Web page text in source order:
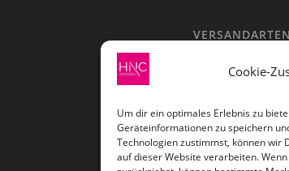
Cookie-
Um dir ein optimales Erlebnis zu
Geräteinformationen zu speichern
Technologien zustimmst, können wir
auf dieser Website verarbeiten.
VERSANDARTEN